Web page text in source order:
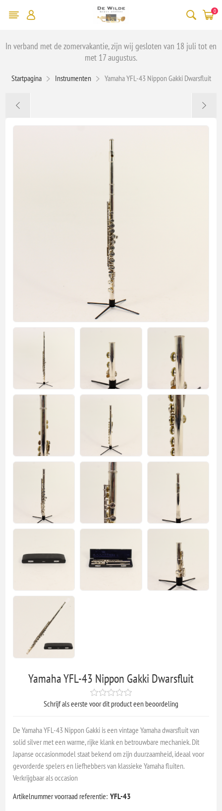
0
In verband met de zomervakantie, zijn wij gesloten van 18 juli tot en
met 17 augustus.
Startpagina Instrumenten Yamaha YFL-43 Nippon Gakki Dwarsfluit
Yamaha YFL-43 Nippon Gakki Dwarsfluit
Schrijf als eerste voor dit product een beoordeling
De Yamaha YFL-43 Nippon Gakki is een vintage Yamaha dwarsfluit van
solid silver met een warme, rijke klank en betrouwbare mechaniek. Dit
Japanse occasionmodel staat bekend om zijn duurzaamheid, ideaal voor
gevorderde spelers en liefhebbers van klassieke Yamaha fluiten.
Verkrijgbaar als occasion
Artikelnummer voorraad referentie: YFL-43